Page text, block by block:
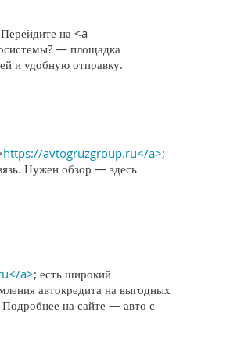
на <a
— площадка
и удобную отправку.
https://avtogruzgroup.ru</a>;
Нужен обзор — здесь
a>; есть широкий
автокредита на выгодных
на сайте — авто с